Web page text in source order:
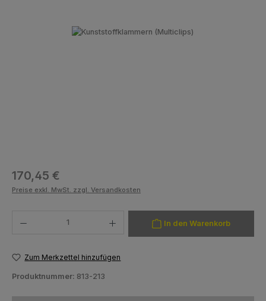
Bildergalerie überspringen
Regulärer Preis:
170,45 €
Preise exkl. MwSt. zzgl. Versandkosten
In den Warenkorb
Zum Merkzettel hinzufügen
Produktnummer: 813-213